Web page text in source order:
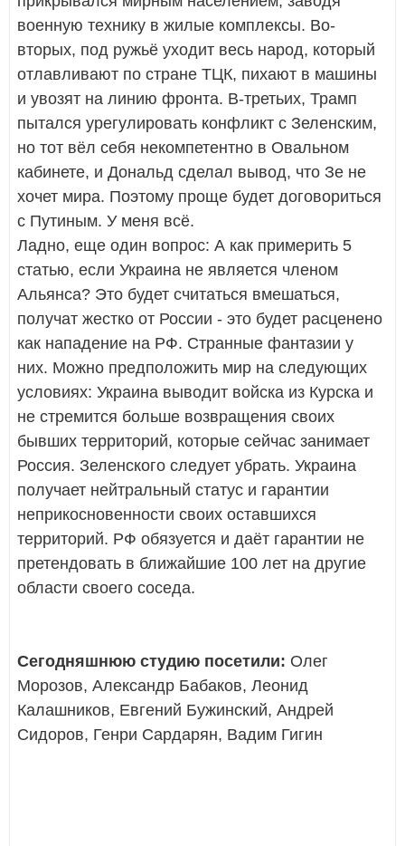
военную технику в жилые комплексы. Во-
вторых, под ружьё уходит весь народ, который
отлавливают по стране ТЦК, пихают в машины
и увозят на линию фронта. В-третьих, Трамп
пытался урегулировать конфликт с Зеленским,
но тот вёл себя некомпетентно в Овальном
кабинете, и Дональд сделал вывод, что Зе не
хочет мира. Поэтому проще будет договориться
с Путиным. У меня всё.
Ладно, еще один вопрос: А как примерить 5
статью, если Украина не является членом
Альянса? Это будет считаться вмешаться,
получат жестко от России - это будет расценено
как нападение на РФ. Странные фантазии у
них. Можно предположить мир на следующих
условиях: Украина выводит войска из Курска и
не стремится больше возвращения своих
бывших территорий, которые сейчас занимает
Россия. Зеленского следует убрать. Украина
получает нейтральный статус и гарантии
неприкосновенности своих оставшихся
территорий. РФ обязуется и даёт гарантии не
претендовать в ближайшие 100 лет на другие
области своего соседа.
Сегодняшнюю студию посетили: Олег
Морозов, Александр Бабаков, Леонид
Калашников, Евгений Бужинский, Андрей
Сидоров, Генри Сардарян, Вадим Гигин